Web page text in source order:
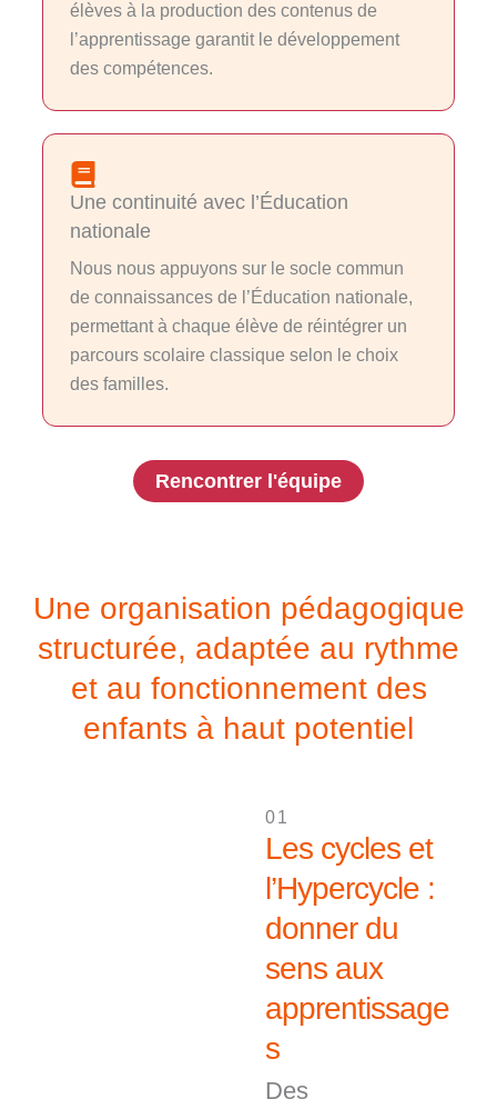
élèves à la production des contenus de
l’apprentissage garantit le développement
des compétences.
Une continuité avec l’Éducation
nationale
Nous nous appuyons sur le socle commun
de connaissances de l’Éducation nationale,
permettant à chaque élève de réintégrer un
parcours scolaire classique selon le choix
des familles.
Rencontrer l'équipe
Une organisation pédagogique
structurée, adaptée au rythme
et au fonctionnement des
enfants à haut potentiel
01
Les cycles et
l’Hypercycle :
donner du
sens aux
apprentissage
s
Des